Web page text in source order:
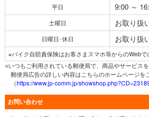
平日 9:00 ～
土曜日 お取り扱
日曜日･休日 お取り扱
※バイク自賠責保険はお客さまスマホ等からのWebで
○いつもご利用されている郵便局で、商品やサービス
郵便局広告の詳しい内容はこちらのホームページを
（https://www.jp-comm.jp/
お問い合わせ